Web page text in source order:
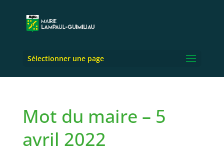
Sélectionner une page
Mot du maire – 5
avril 2022